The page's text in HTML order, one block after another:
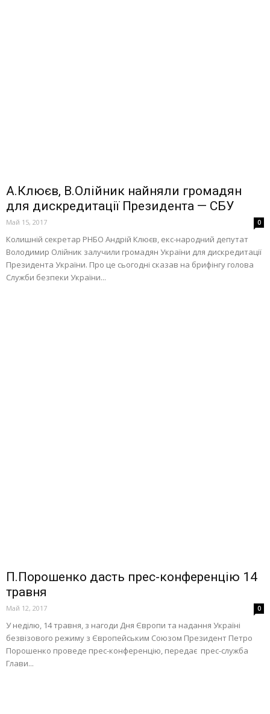
А.Клюєв, В.Олійник найняли громадян
для дискредитації Президента — СБУ
Май 15, 2017 0
Колишній секретар РНБО Андрій Клюєв, екс-народний депутат
Володимир Олійник залучили громадян України для дискредитації
Президента України. Про це сьогодні сказав на брифінгу голова
Служби безпеки України...
П.Порошенко дасть прес-конференцію 14
травня
Май 12, 2017 0
У неділю, 14 травня, з нагоди Дня Європи та надання Україні
безвізового режиму з Європейським Союзом Президент Петро
Порошенко проведе прес-конференцію, передає прес-служба
Глави...